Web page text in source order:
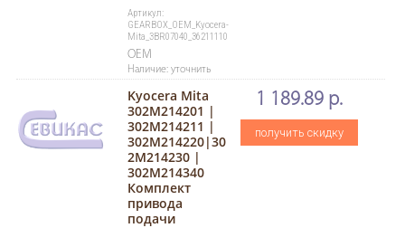
Артикул:
GEARBOX_OEM_Kyocera-
Mita_3BR07040_36211110
OEM
Наличие: уточнить
Kyocera Mita
302M214201 |
302M214211 |
302M214220|30
2M214230 |
302M214340
Комплект
привода
подачи
1 189.89 р.
получить скидку